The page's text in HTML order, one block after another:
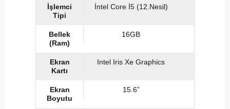
İşlemci
Tipi
İntel Core İ5 (12.Nesil)
Bellek
(Ram)
16GB
Ekran
Kartı
Intel Iris Xe Graphics
Ekran
Boyutu
15.6”